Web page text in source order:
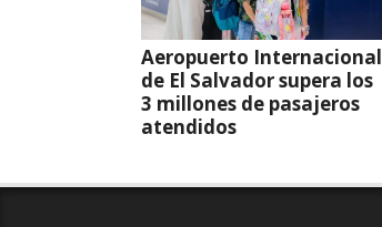
Aeropuerto Internacional
de El Salvador supera los
3 millones de pasajeros
atendidos